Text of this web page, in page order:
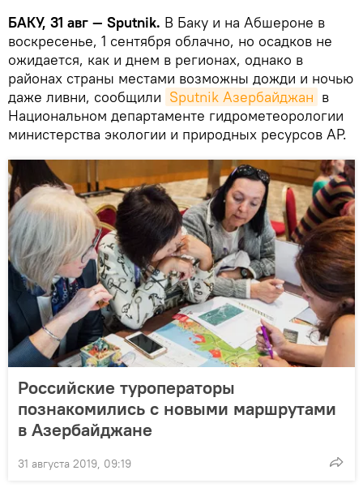
БАКУ, 31 авг — Sputnik. В Баку и на Абшероне в
воскресенье, 1 сентября облачно, но осадков не
ожидается, как и днем в регионах, однако в
районах страны местами возможны дожди и ночью
даже ливни, сообщили Sputnik Азербайджан в
Национальном департаменте гидрометеорологии
министерства экологии и природных ресурсов АР.
Российские туроператоры
познакомились с новыми маршрутами
в Азербайджане
31 августа 2019, 09:19